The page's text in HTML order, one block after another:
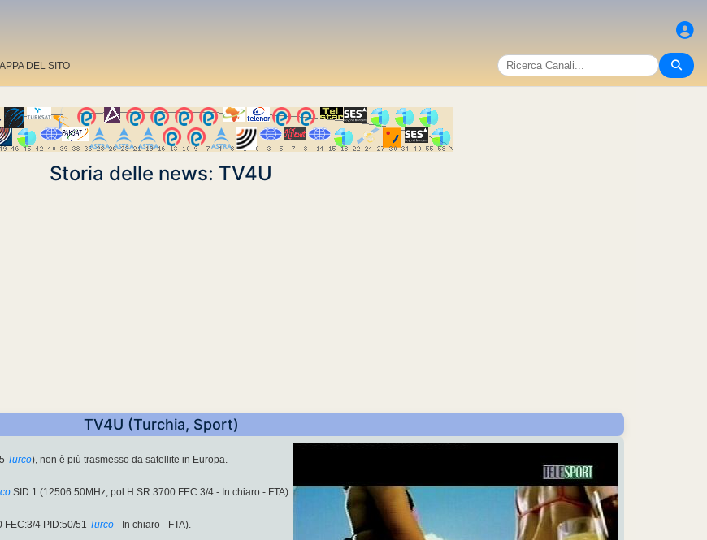
DEL SITO
Storia delle news: TV4U
TV4U (Turchia, Sport)
Turco), non è più trasmesso da satellite in Europa.
SID:1 (12506.50MHz, pol.H SR:3700 FEC:3/4 - In chiaro - FTA).
FEC:3/4 PID:50/51 Turco - In chiaro - FTA).